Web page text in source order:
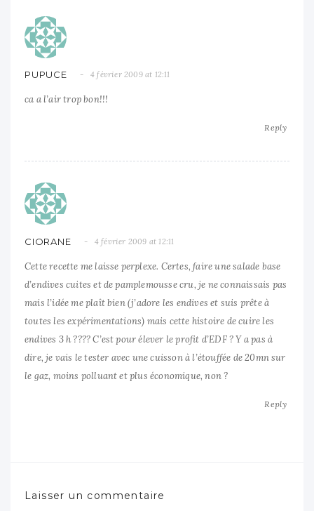
PUPUCE 4 février 2009 at 12:11
ca a l’air trop bon!!!
Reply
CIORANE 4 février 2009 at 12:11
Cette recette me laisse perplexe. Certes, faire une salade base
d’endives cuites et de pamplemousse cru, je ne connaissais pas
mais l’idée me plaît bien (j’adore les endives et suis prête à
toutes les expérimentations) mais cette histoire de cuire les
endives 3 h ???? C’est pour élever le profit d’EDF ? Y a pas à
dire, je vais le tester avec une cuisson à l’étouffée de 20mn sur
le gaz, moins polluant et plus économique, non ?
Reply
Laisser un commentaire